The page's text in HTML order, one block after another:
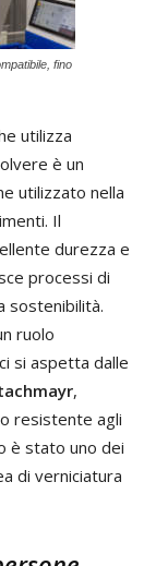
fino
utilizza
olvere è un
utilizzato nella
Il
durezza e
processi di
sostenibilità.
n ruolo
ci si aspetta dalle
,
resistente agli
è stato uno dei
di verniciatura